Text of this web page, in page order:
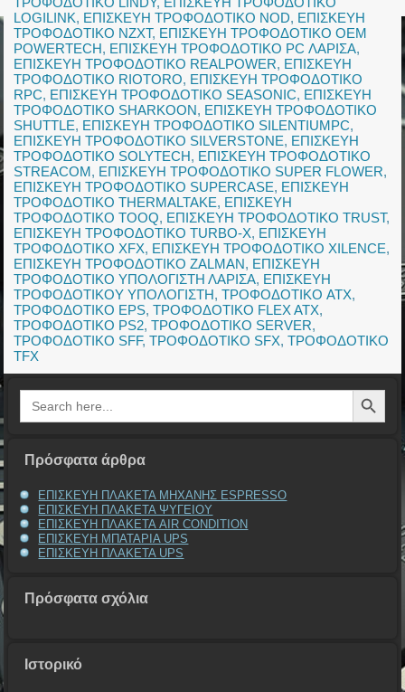
LOGILINK, ΕΠΙΣΚΕΥΗ ΤΡΟΦΟΔΟΤΙΚΟ NOD, ΕΠΙΣΚΕΥΗ
ΤΡΟΦΟΔΟΤΙΚΟ NZXT, ΕΠΙΣΚΕΥΗ ΤΡΟΦΟΔΟΤΙΚΟ OEM
POWERTECH, ΕΠΙΣΚΕΥΗ ΤΡΟΦΟΔΟΤΙΚΟ PC ΛΑΡΙΣΑ,
ΕΠΙΣΚΕΥΗ ΤΡΟΦΟΔΟΤΙΚΟ REALPOWER, ΕΠΙΣΚΕΥΗ
ΤΡΟΦΟΔΟΤΙΚΟ RIOTORO, ΕΠΙΣΚΕΥΗ ΤΡΟΦΟΔΟΤΙΚΟ
RPC, ΕΠΙΣΚΕΥΗ ΤΡΟΦΟΔΟΤΙΚΟ SEASONIC, ΕΠΙΣΚΕΥΗ
ΤΡΟΦΟΔΟΤΙΚΟ SHARKOON, ΕΠΙΣΚΕΥΗ ΤΡΟΦΟΔΟΤΙΚΟ
SHUTTLE, ΕΠΙΣΚΕΥΗ ΤΡΟΦΟΔΟΤΙΚΟ SILENTIUMPC,
ΕΠΙΣΚΕΥΗ ΤΡΟΦΟΔΟΤΙΚΟ SILVERSTONE, ΕΠΙΣΚΕΥΗ
ΤΡΟΦΟΔΟΤΙΚΟ SOLYTECH, ΕΠΙΣΚΕΥΗ ΤΡΟΦΟΔΟΤΙΚΟ
STREACOM, ΕΠΙΣΚΕΥΗ ΤΡΟΦΟΔΟΤΙΚΟ SUPER FLOWER,
ΕΠΙΣΚΕΥΗ ΤΡΟΦΟΔΟΤΙΚΟ SUPERCASE, ΕΠΙΣΚΕΥΗ
ΤΡΟΦΟΔΟΤΙΚΟ THERMALTAKE, ΕΠΙΣΚΕΥΗ
ΤΡΟΦΟΔΟΤΙΚΟ TOOQ, ΕΠΙΣΚΕΥΗ ΤΡΟΦΟΔΟΤΙΚΟ TRUST,
ΕΠΙΣΚΕΥΗ ΤΡΟΦΟΔΟΤΙΚΟ TURBO-X, ΕΠΙΣΚΕΥΗ
ΤΡΟΦΟΔΟΤΙΚΟ XFX, ΕΠΙΣΚΕΥΗ ΤΡΟΦΟΔΟΤΙΚΟ XILENCE,
ΕΠΙΣΚΕΥΗ ΤΡΟΦΟΔΟΤΙΚΟ ZALMAN, ΕΠΙΣΚΕΥΗ
ΤΡΟΦΟΔΟΤΙΚΟ ΥΠΟΛΟΓΙΣΤΗ ΛΑΡΙΣΑ, ΕΠΙΣΚΕΥΗ
ΤΡΟΦΟΔΟΤΙΚΟΥ ΥΠΟΛΟΓΙΣΤΗ,ΤΡΟΦΟΔΟΤΙΚΟ ATX,
ΤΡΟΦΟΔΟΤΙΚΟ EPS,ΤΡΟΦΟΔΟΤΙΚΟ FLEX ATX,
ΤΡΟΦΟΔΟΤΙΚΟ PS2,ΤΡΟΦΟΔΟΤΙΚΟ SERVER,
ΤΡΟΦΟΔΟΤΙΚΟ SFF,ΤΡΟΦΟΔΟΤΙΚΟ SFX,ΤΡΟΦΟΔΟΤΙΚΟ
TFX
Search
for:
Search Button
Πρόσφατα άρθρα
ΕΠΙΣΚΕΥΗ ΠΛΑΚΕΤΑ ΜΗΧΑΝΗΣ ESPRESSO
ΕΠΙΣΚΕΥΗ ΠΛΑΚΕΤΑ ΨΥΓΕΙΟΥ
ΕΠΙΣΚΕΥΗ ΠΛΑΚΕΤΑ AIR CONDITION
ΕΠΙΣΚΕΥΗ ΜΠΑΤΑΡΙΑ UPS
ΕΠΙΣΚΕΥΗ ΠΛΑΚΕΤΑ UPS
Πρόσφατα σχόλια
Ιστορικό